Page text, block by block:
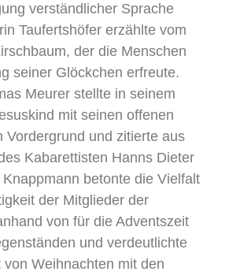
verständlicher Sprache
Taufertshöfer erzählte vom
der die Menschen
seiner Glöckchen erfreute.
Meurer stellte in seinem
mit seinen offenen
Vordergrund und zitierte aus
Kabarettisten Hanns Dieter
betonte die Vielfalt
der Mitglieder der
von für die Adventszeit
und verdeutlichte
Weihnachten mit den